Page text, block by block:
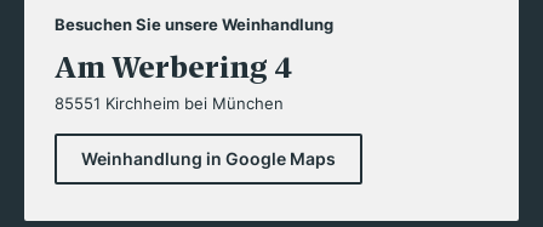
Besuchen Sie unsere Weinhandlung
Am Werbering 4
85551 Kirchheim bei München
Weinhandlung in Google Maps